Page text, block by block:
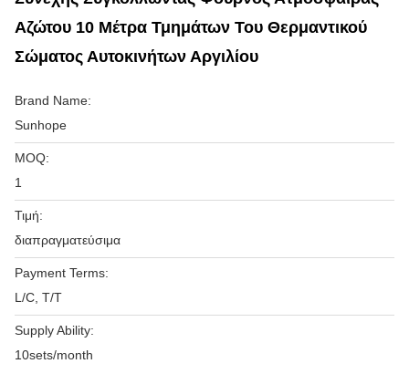
Αζώτου 10 Μέτρα Τμημάτων Του Θερμαντικού
Σώματος Αυτοκινήτων Αργιλίου
Brand Name:
Sunhope
MOQ:
1
Τιμή:
διαπραγματεύσιμα
Payment Terms:
L/C, T/T
Supply Ability:
10sets/month